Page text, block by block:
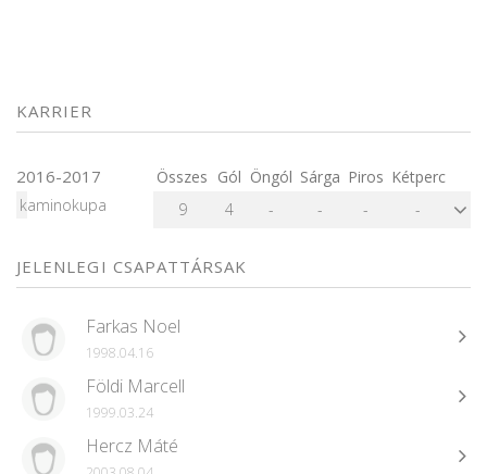
KARRIER
2016-2017 Összes Gól Öngól Sárga Piros Kétperc
kaminokupa
9 4 - - - -
JELENLEGI CSAPATTÁRSAK
Farkas Noel
1998.04.16
Földi Marcell
1999.03.24
Hercz Máté